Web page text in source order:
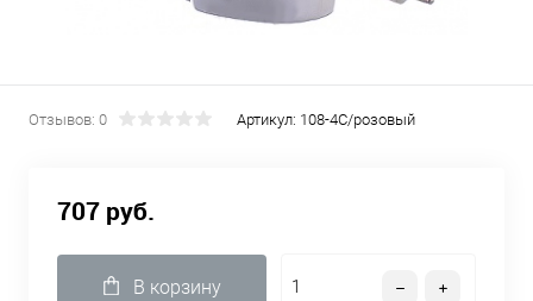
Отзывов: 0 Артикул: 108-4С/розовый
707 руб.
В корзину